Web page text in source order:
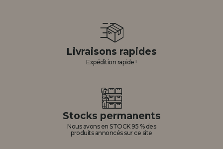
Livraisons rapides
Expédition rapide !
Stocks permanents
Nous avons en STOCK 95 % des
produits annoncés sur ce site